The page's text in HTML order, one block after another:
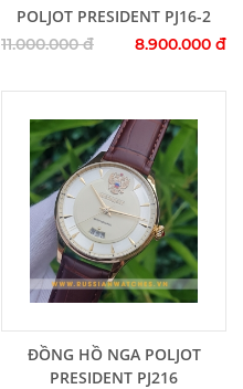
Thêm vào giỏ hàng
POLJOT PRESIDENT PJ16-2
11.000.000 đ 8.900.000 đ
Thêm vào giỏ hàng
ĐỒNG HỒ NGA POLJOT
PRESIDENT PJ216